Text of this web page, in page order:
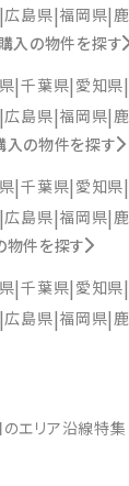
広島県 福岡県
入の物件を探す
千葉県 愛知県
広島県 福岡県
入の物件を探す
千葉県 愛知県
広島県 福岡県
物件を探す
千葉県 愛知県
広島県 福岡県
エリア沿線特集